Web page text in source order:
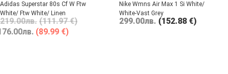
Adidas Superstar 80s Cf W Ftw
White/ Ftw White/ Linen
219.00лв. (111.97 €)
лв. (89.99 €)
Nike Wmns Air Max 1 Si White/
White-Vast Grey
299.00лв. (152.88 €)